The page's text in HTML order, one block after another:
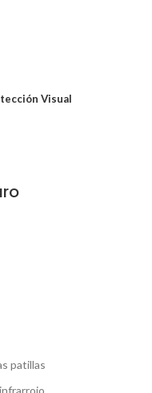
Visual
patillas